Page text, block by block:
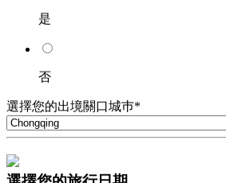
是
否
選擇您的出境關口城巿*